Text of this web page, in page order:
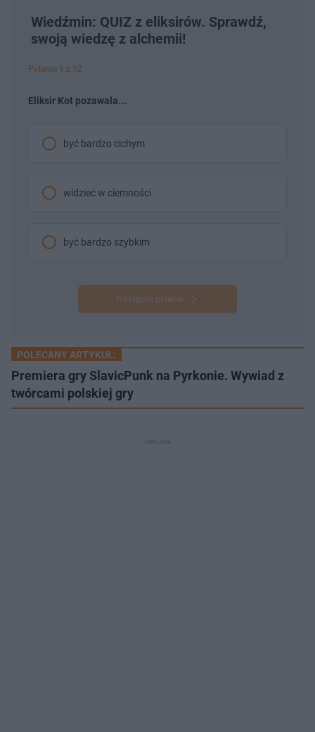
Wiedźmin: QUIZ z eliksirów. Sprawdź,
swoją wiedzę z alchemii!
Pytanie 1 z 12
Eliksir Kot pozawala...
być bardzo cichym
widzieć w ciemności
być bardzo szybkim
Następne pytanie
POLECANY ARTYKUŁ:
Premiera gry SlavicPunk na Pyrkonie. Wywiad z
twórcami polskiej gry